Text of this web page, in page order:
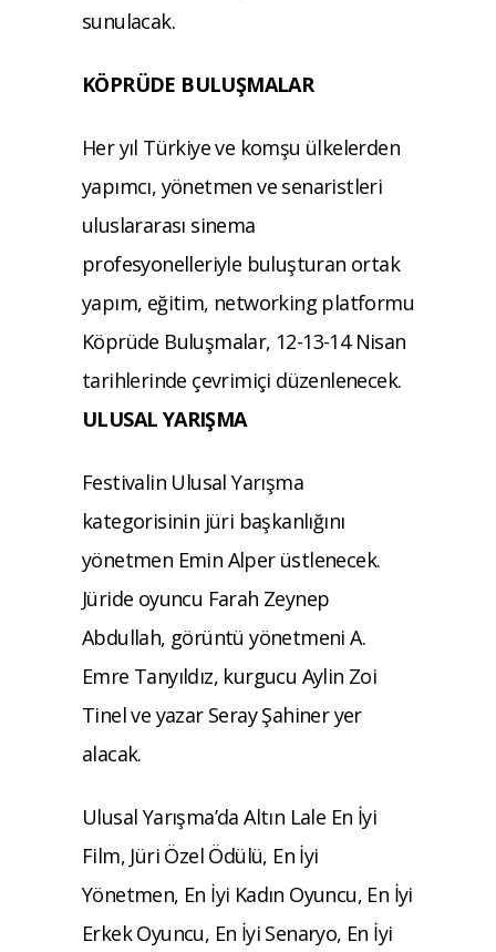
sunulacak.
KÖPRÜDE BULUŞMALAR
Her yıl Türkiye ve komşu ülkelerden
yapımcı, yönetmen ve senaristleri
uluslararası sinema
profesyonelleriyle buluşturan ortak
yapım, eğitim, networking platformu
Köprüde Buluşmalar, 12-13-14 Nisan
tarihlerinde çevrimiçi düzenlenecek.
ULUSAL YARIŞMA
Festivalin Ulusal Yarışma
kategorisinin jüri başkanlığını
yönetmen Emin Alper üstlenecek.
Jüride oyuncu Farah Zeynep
Abdullah, görüntü yönetmeni A.
Emre Tanyıldız, kurgucu Aylin Zoi
Tinel ve yazar Seray Şahiner yer
alacak.
Ulusal Yarışma’da Altın Lale En İyi
Film, Jüri Özel Ödülü, En İyi
Yönetmen, En İyi Kadın Oyuncu, En İyi
Erkek Oyuncu, En İyi Senaryo, En İyi